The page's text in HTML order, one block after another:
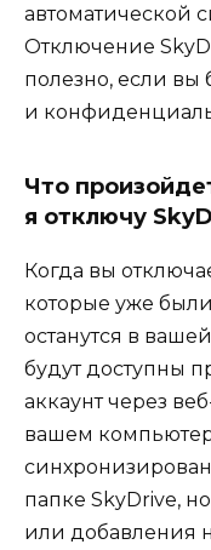
автоматической
Отключение
полезно, если вы
и
Что
я отключу
Когда вы
которые уже
останутся в
будут доступны
аккаунт через
вашем
папке SkyDrive,
или добавления